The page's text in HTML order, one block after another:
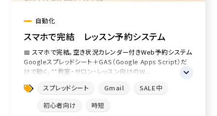
自動化
スマホで完結 レッスン予約システム
📅 スマホで完結。空き状況カレンダー付きWeb予約システム
Googleスプレッドシート＋GAS（Google Apps Script）だ
けで動く、**教室・サロン・レッスン向けのW...
スプレッドシート
Gmail
SALE中
初心者向け
時短